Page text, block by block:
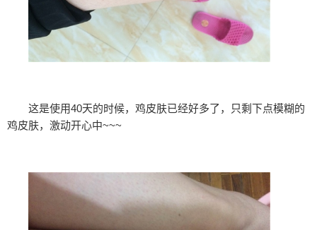
这是使用40天的时候，鸡皮肤已经好多了，只剩下点模糊的
鸡皮肤，激动开心中~~~